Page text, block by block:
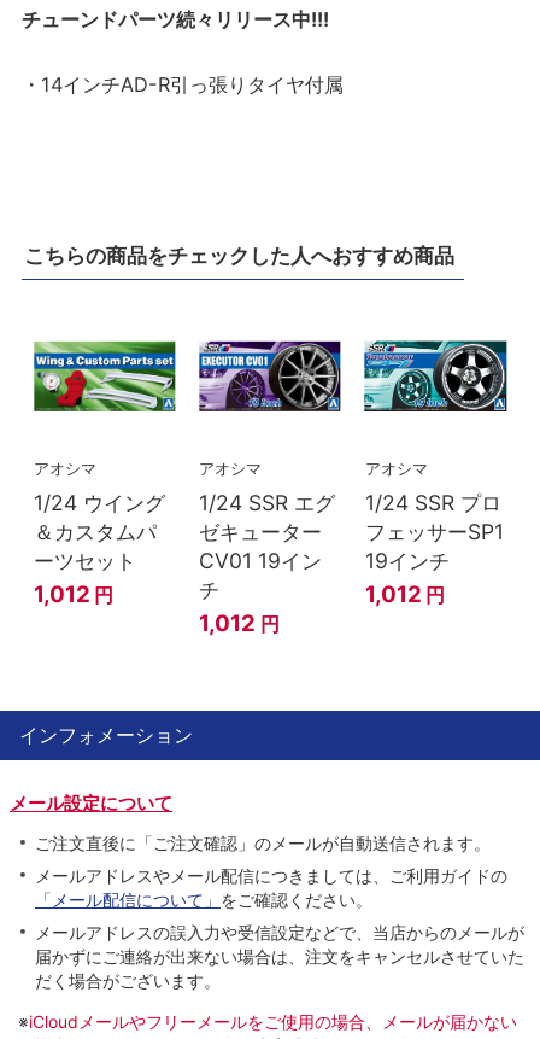
チューンドパーツ続々リリース中!!!
・14インチAD-R引っ張りタイヤ付属
こちらの商品をチェックした人へおすすめ商品
アオシマ
1/24 ウイング
＆カスタムパ
ーツセット
1,012 円
アオシマ
1/24 SSR エグ
ゼキューター
CV01 19イン
チ
1,012 円
アオシマ
1/24 SSR プロ
フェッサーSP1
19インチ
1,012 円
インフォメーション
メール設定について
ご注文直後に「ご注文確認」のメールが自動送信されます。
メールアドレスやメール配信につきましては、ご利用ガイドの
「メール配信について」 をご確認ください。
メールアドレスの誤入力や受信設定などで、当店からのメールが
届かずにご連絡が出来ない場合は、注文をキャンセルさせていた
だく場合がございます。
※iCloudメールやフリーメールをご使用の場合、メールが届かない